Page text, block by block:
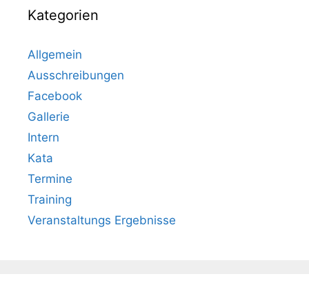
Kategorien
Allgemein
Ausschreibungen
Facebook
Gallerie
Intern
Kata
Termine
Training
Veranstaltungs Ergebnisse